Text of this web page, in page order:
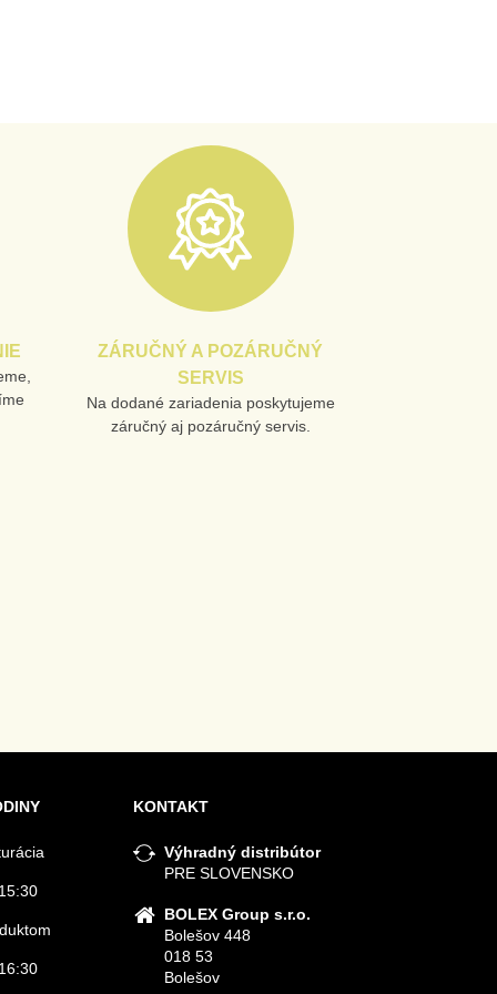
ZÁRUČNÝ A POZÁRUČNÝ
SERVIS
Na dodané zariadenia poskytujeme
záručný aj pozáručný servis.
KONTAKT
Výhradný distribútor
PRE SLOVENSKO
BOLEX Group s.r.o.
Bolešov 448
018 53
Bolešov